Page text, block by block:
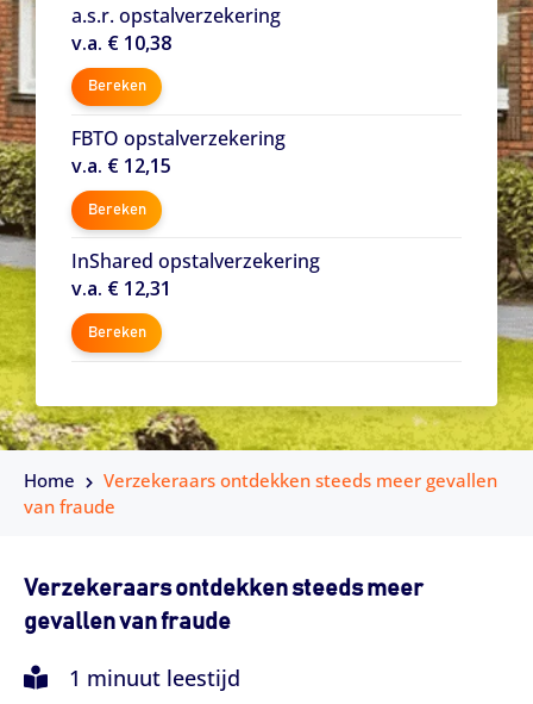
a.s.r. opstalverzekering
v.a. € 10,38
Bereken
FBTO opstalverzekering
v.a. € 12,15
Bereken
InShared opstalverzekering
v.a. € 12,31
Bereken
Home
Verzekeraars ontdekken steeds meer gevallen
van fraude
Verzekeraars ontdekken steeds meer
gevallen van fraude
1 minuut leestijd